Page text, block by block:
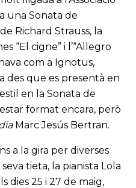
una Sonata de
Richard Strauss, la
“El cigne” i l’“Allegro
com a Ignotus,
des que es presentà en
en la Sonata de
format encara, però
Marc Jesús Bertran.
a la gira per diverses
tieta, la pianista Lola
dies 25 i 27 de maig,